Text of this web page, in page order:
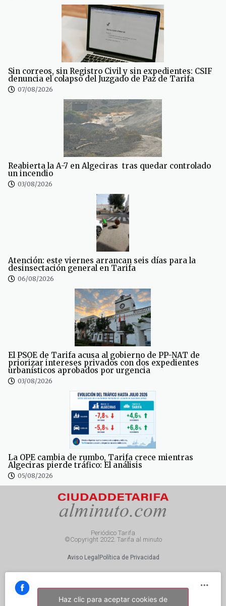
Sin correos, sin Registro Civil y sin expedientes: CSIF
denuncia el colapso del Juzgado de Paz de Tarifa
07/08/2026
Reabierta la A-7 en Algeciras tras quedar controlado
un incendio
03/08/2026
Atención: este viernes arrancan seis días para la
desinsectación general en Tarifa
06/08/2026
El PSOE de Tarifa acusa al gobierno de PP-NAT de
priorizar intereses privados con dos expedientes
urbanísticos aprobados por urgencia
03/08/2026
La OPE cambia de rumbo, Tarifa crece mientras
Algeciras pierde tráfico: El análisis
05/08/2026
Periódico Tarifa
©Copyright 2022. Tarifa al minuto
Aviso Legal Política de Privacidad
Haz clic para aceptar cookies de